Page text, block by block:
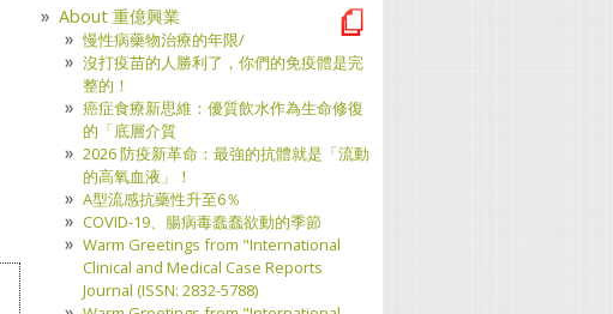
About 重億興業
慢性病藥物治療的年限/
沒打疫苗的人勝利了，你們的免疫體是完
整的！
癌症食療新思維：優質飲水作為生命修復
的「底層介質
2026 防疫新革命：最強的抗體就是「流動
的高氧血液」！
A型流感抗藥性升至6％
COVID-19、腸病毒蠢蠢欲動的季節
Warm Greetings from "International
Clinical and Medical Case Reports
Journal (ISSN: 2832-5788)